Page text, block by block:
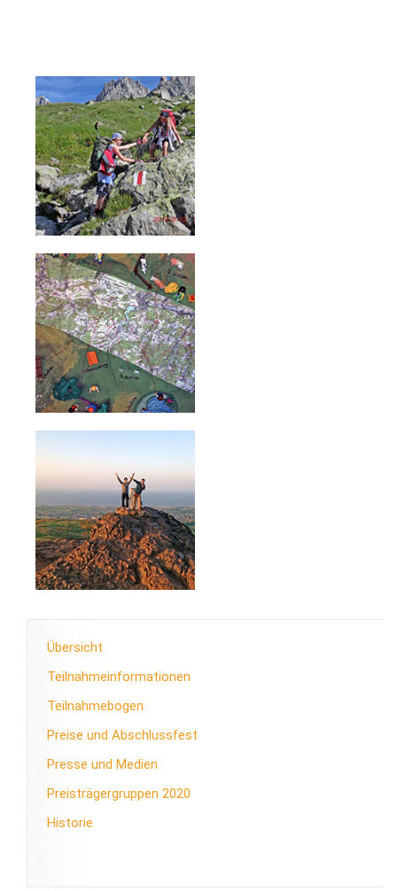
Übersicht
Teilnahmeinformationen
Teilnahmebogen
Preise und Abschlussfest
Presse und Medien
Preisträgergruppen 2020
Historie